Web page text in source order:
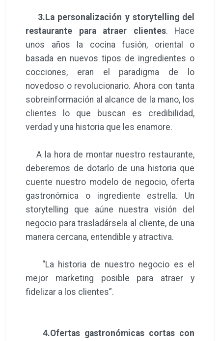
3.La personalización y storytelling del
restaurante para atraer clientes. Hace
unos años la cocina fusión, oriental o
basada en nuevos tipos de ingredientes o
cocciones, eran el paradigma de lo
novedoso o revolucionario. Ahora con tanta
sobreinformación al alcance de la mano, los
clientes lo que buscan es credibilidad,
verdad y una historia que les enamore.
A la hora de montar nuestro restaurante,
deberemos de dotarlo de una historia que
cuente nuestro modelo de negocio, oferta
gastronómica o ingrediente estrella. Un
storytelling que aúne nuestra visión del
negocio para trasladársela al cliente, de una
manera cercana, entendible y atractiva.
“La historia de nuestro negocio es el
mejor marketing posible para atraer y
fidelizar a los clientes”.
4.Ofertas gastronómicas cortas con